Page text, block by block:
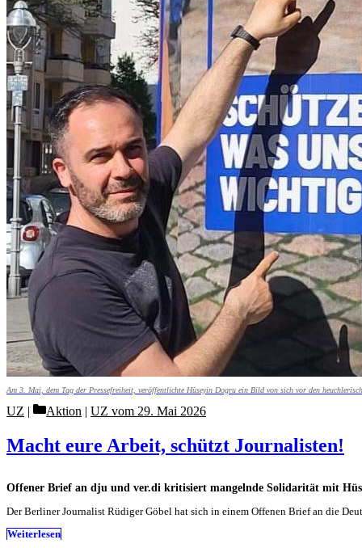
Am 3. Mai, dem Tag der Pressefreiheit, veröffentlichte Hüseyin ­Dogru ein Bild von sich vor den
Offener Brief an dju und ver.di kritisiert mangelnde Solidarität mit
Macht eure Arbeit, schützt Journalisten!
UZ Categories
Aktion | UZ vom 29. Mai 2026
Der Berliner Journalist Rüdiger Göbel hat sich in einem Offenen Brief an die
Weiterlesen